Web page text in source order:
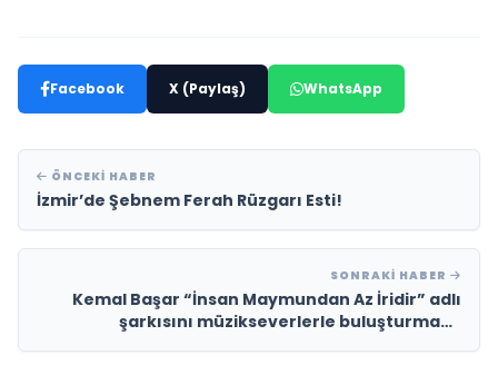
Facebook X (Paylaş) WhatsApp
ÖNCEKI HABER
İzmir’de Şebnem Ferah Rüzgarı Esti!
SONRAKI HABER
Kemal Başar “İnsan Maymundan Az İridir” adlı
şarkısını müzikseverlerle buluşturmaya